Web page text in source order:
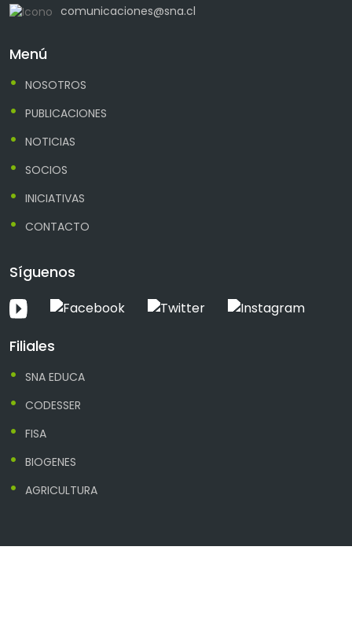
comunicaciones@sna.cl
Menú
NOSOTROS
PUBLICACIONES
NOTICIAS
SOCIOS
INICIATIVAS
CONTACTO
Síguenos
Filiales
SNA EDUCA
CODESSER
FISA
BIOGENES
AGRICULTURA